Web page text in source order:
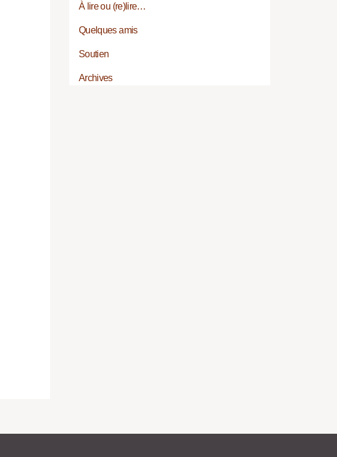
À lire ou (re)lire…
Quelques amis
Soutien
Archives